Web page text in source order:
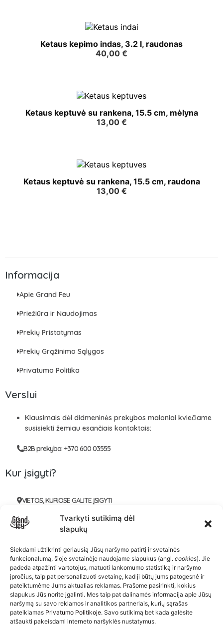
Tvarkyti sutikimą dėl
slapukų
Siekdami užtikrinti geriausią Jūsų naršymo patirtį ir svetainės
funkcionalumą, šioje svetainėje naudojame slapukus (angl. cookies). Jie
padeda atpažinti vartotojus, matuoti lankomumo statistiką ir naršymo
įpročius, taip pat personalizuoti svetainę, kad ji būtų jums patogesnė ir
pateiktumėme Jums aktualias reklamas. Prašome pasirinkti, kokius
slapukus Jūs norite įgalinti. Mes taip pat dalinamės informacija apie Jūsų
naršymą su savo reklamos ir analitikos partneriais, kurių sąrašas
pateikiamas Privatumo Politikoje. Savo sutikimą bet kada galėsite
atšaukti pakeisdami interneto naršyklės nustatymus.
Ketaus kepimo indas, 3.2 l, raudonas
40,00 €
Ketaus keptuvė su rankena, 15.5 cm, mėlyna
13,00 €
Ketaus keptuvė su rankena, 15.5 cm, raudona
13,00 €
Informacija
Apie Grand Feu
Priežiūra ir Naudojimas
Prekių Pristatymas
Prekių Grąžinimo Sąlygos
Privatumo Politika
Verslui
Klausimais dėl didmeninės prekybos maloniai kviečiame
susisiekti žemiau esančiais kontaktais:
B2B prekyba: +370 600 03555
Kur įsigyti?
VIETOS, KURIOSE GALITE ĮSIGYTI